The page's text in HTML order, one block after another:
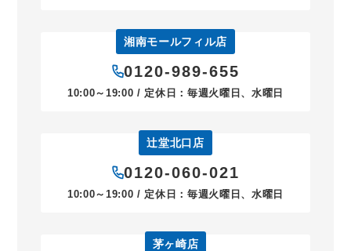
湘南モールフィル店
0120-989-655
10:00～19:00 / 定休日：毎週火曜日、水曜日
辻堂北口店
0120-060-021
10:00～19:00 / 定休日：毎週火曜日、水曜日
茅ヶ崎店